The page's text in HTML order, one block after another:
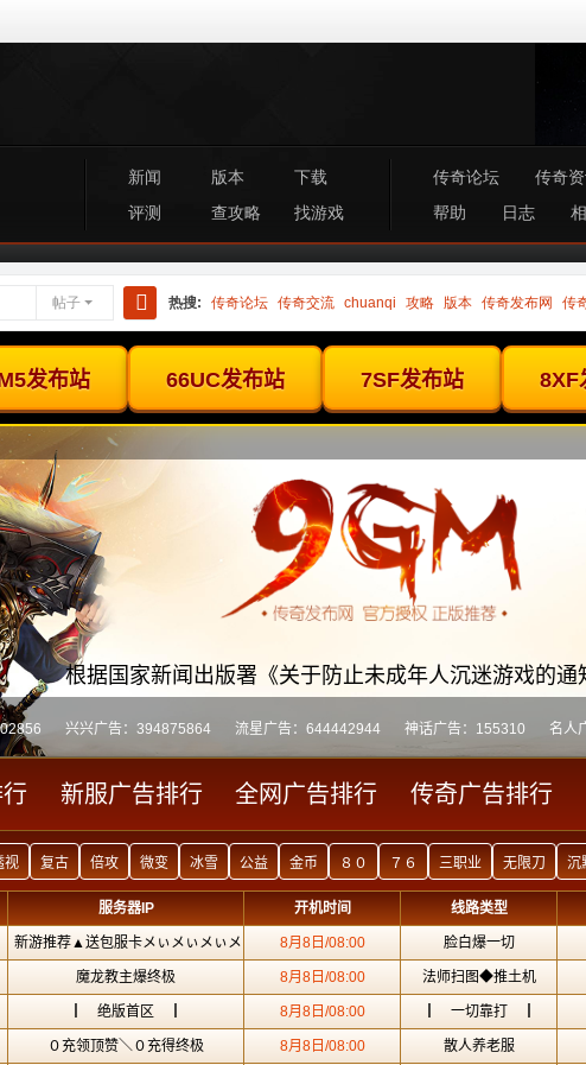
新闻 版本
下载
评测
查攻略 找游戏
传奇论坛 传奇
帮助
日志
帖子
搜
热搜: 传奇论坛 传奇交流 chuanqi 攻略 版本 传奇发布网 传